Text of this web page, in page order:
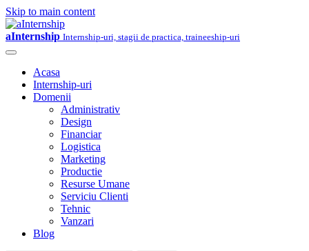
Skip to main content
aInternship Internship-uri, stagii de practica, traineeship-uri
Acasa
Internship-uri
Domenii
Administrativ
Design
Financiar
Logistica
Marketing
Productie
Resurse Umane
Serviciu Clienti
Tehnic
Vanzari
Blog